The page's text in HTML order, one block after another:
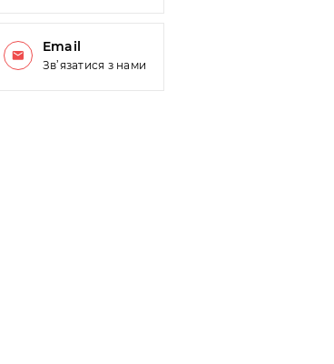
Email
Зв’язатися з нами